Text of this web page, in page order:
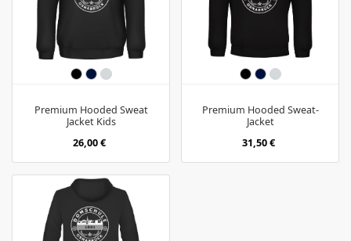
Premium Hooded Sweat
Jacket Kids
26,00 €
Premium Hooded Sweat-
Jacket
31,50 €